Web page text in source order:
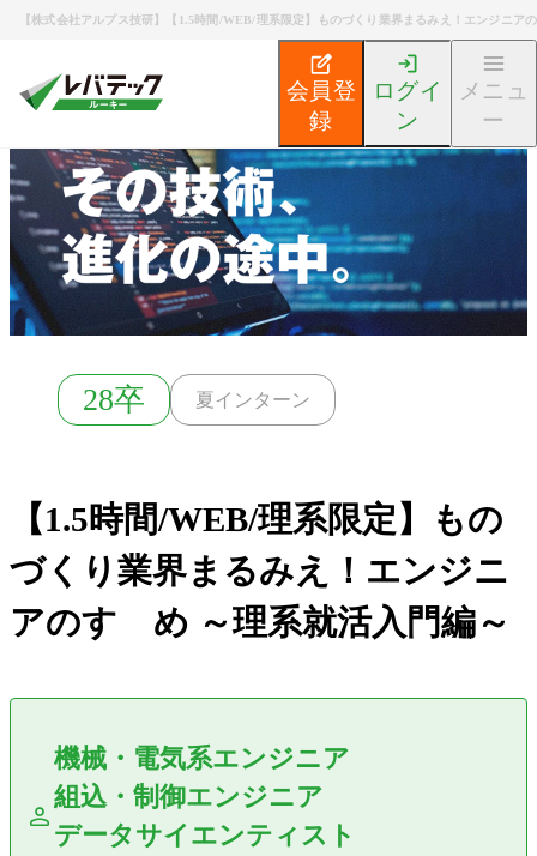
【株式会社アルプス技研】【1.5時間/WEB/理系限定】ものづくり業界まるみえ！エンジニア
会員登
録
ログイ
ン
メニュ
ー
募集検索 【1.5時間/WEB/理
28卒 夏インターン
【1.5時間/WEB/理系限定】もの
づくり業界まるみえ！エンジニ
アのすゝめ ～理系就活入門編～
機械・電気系エンジニア
組込・制御エンジニア
データサイエンティスト